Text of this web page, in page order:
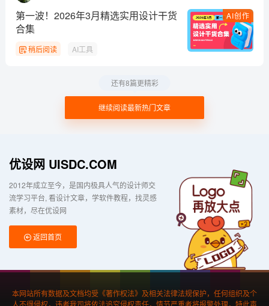
AI创作
第一波！2026年3月精选实用设计干货
合集
稍后阅读 AI工具
继续阅读最新热门文章
还有8篇更精彩
优设网 UISDC.COM
2012年成立至今，是国内极具人气的设计师交
流学习平台 看设计文章，学软件教程，找灵感
素材，尽在优设网
返回首页
本网站所有数据及文档均受《著作权法》及相关法律法规保护，任何组织及个
人不得侵权，违者我司将依法追究侵权责任，情节严重者将报警处理，特此声